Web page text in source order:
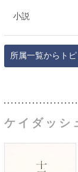
小説
所属一覧からト
ケイダッシ